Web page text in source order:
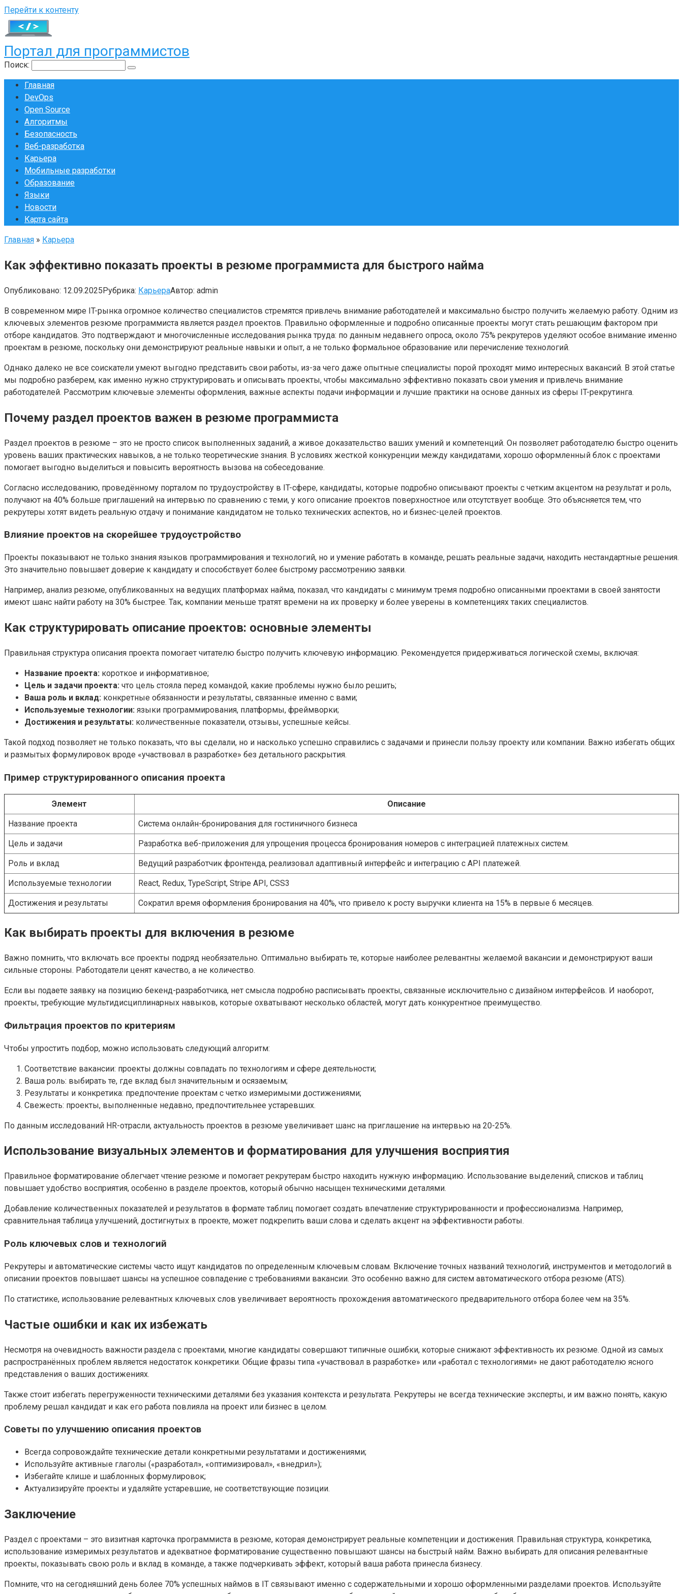
Перейти к контенту
Портал для программистов
Поиск:
Главная
DevOps
Open Source
Алгоритмы
Безопасность
Веб-разработка
Карьера
Мобильные разработки
Образование
Языки
Новости
Карта сайта
Главная » Карьера
Как эффективно показать проекты в резюме программиста для быстрого найма
Опубликовано: 12.09.2025Рубрика: КарьераАвтор: admin
В современном мире IT-рынка огромное количество специалистов стремятся привлечь внимание работодателей и максимально быстро получить желаемую работу. Одним из
ключевых элементов резюме программиста является раздел проектов. Правильно оформленные и подробно описанные проекты могут стать решающим фактором при
отборе кандидатов. Это подтверждают и многочисленные исследования рынка труда: по данным недавнего опроса, около 75% рекрутеров уделяют особое внимание именно
проектам в резюме, поскольку они демонстрируют реальные навыки и опыт, а не только формальное образование или перечисление технологий.
Однако далеко не все соискатели умеют выгодно представить свои работы, из-за чего даже опытные специалисты порой проходят мимо интересных вакансий. В этой статье
мы подробно разберем, как именно нужно структурировать и описывать проекты, чтобы максимально эффективно показать свои умения и привлечь внимание
работодателей. Рассмотрим ключевые элементы оформления, важные аспекты подачи информации и лучшие практики на основе данных из сферы IT-рекрутинга.
Почему раздел проектов важен в резюме программиста
Раздел проектов в резюме – это не просто список выполненных заданий, а живое доказательство ваших умений и компетенций. Он позволяет работодателю быстро оценить
уровень ваших практических навыков, а не только теоретические знания. В условиях жесткой конкуренции между кандидатами, хорошо оформленный блок с проектами
помогает выгодно выделиться и повысить вероятность вызова на собеседование.
Согласно исследованию, проведённому порталом по трудоустройству в IT-сфере, кандидаты, которые подробно описывают проекты с четким акцентом на результат и роль,
получают на 40% больше приглашений на интервью по сравнению с теми, у кого описание проектов поверхностное или отсутствует вообще. Это объясняется тем, что
рекрутеры хотят видеть реальную отдачу и понимание кандидатом не только технических аспектов, но и бизнес-целей проектов.
Влияние проектов на скорейшее трудоустройство
Проекты показывают не только знания языков программирования и технологий, но и умение работать в команде, решать реальные задачи, находить нестандартные решения.
Это значительно повышает доверие к кандидату и способствует более быстрому рассмотрению заявки.
Например, анализ резюме, опубликованных на ведущих платформах найма, показал, что кандидаты с минимум тремя подробно описанными проектами в своей занятости
имеют шанс найти работу на 30% быстрее. Так, компании меньше тратят времени на их проверку и более уверены в компетенциях таких специалистов.
Как структурировать описание проектов: основные элементы
Правильная структура описания проекта помогает читателю быстро получить ключевую информацию. Рекомендуется придерживаться логической схемы, включая:
Название проекта: короткое и информативное;
Цель и задачи проекта: что цель стояла перед командой, какие проблемы нужно было решить;
Ваша роль и вклад: конкретные обязанности и результаты, связанные именно с вами;
Используемые технологии: языки программирования, платформы, фреймворки;
Достижения и результаты: количественные показатели, отзывы, успешные кейсы.
Такой подход позволяет не только показать, что вы сделали, но и насколько успешно справились с задачами и принесли пользу проекту или компании. Важно избегать общих
и размытых формулировок вроде «участвовал в разработке» без детального раскрытия.
Пример структурированного описания проекта
Элемент Описание
Название проекта Система онлайн-бронирования для гостиничного бизнеса
Цель и задачи Разработка веб-приложения для упрощения процесса бронирования номеров с интеграцией платежных систем.
Роль и вклад Ведущий разработчик фронтенда, реализовал адаптивный интерфейс и интеграцию с API платежей.
Используемые технологии React, Redux, TypeScript, Stripe API, CSS3
Достижения и результаты Сократил время оформления бронирования на 40%, что привело к росту выручки клиента на 15% в первые 6 месяцев.
Как выбирать проекты для включения в резюме
Важно помнить, что включать все проекты подряд необязательно. Оптимально выбирать те, которые наиболее релевантны желаемой вакансии и демонстрируют ваши
сильные стороны. Работодатели ценят качество, а не количество.
Если вы подаете заявку на позицию бекенд-разработчика, нет смысла подробно расписывать проекты, связанные исключительно с дизайном интерфейсов. И наоборот,
проекты, требующие мультидисциплинарных навыков, которые охватывают несколько областей, могут дать конкурентное преимущество.
Фильтрация проектов по критериям
Чтобы упростить подбор, можно использовать следующий алгоритм:
Соответствие вакансии: проекты должны совпадать по технологиям и сфере деятельности;
Ваша роль: выбирать те, где вклад был значительным и осязаемым;
Результаты и конкретика: предпочтение проектам с четко измеримыми достижениями;
Свежесть: проекты, выполненные недавно, предпочтительнее устаревших.
По данным исследований HR-отрасли, актуальность проектов в резюме увеличивает шанс на приглашение на интервью на 20-25%.
Использование визуальных элементов и форматирования для улучшения восприятия
Правильное форматирование облегчает чтение резюме и помогает рекрутерам быстро находить нужную информацию. Использование выделений, списков и таблиц
повышает удобство восприятия, особенно в разделе проектов, который обычно насыщен техническими деталями.
Добавление количественных показателей и результатов в формате таблиц помогает создать впечатление структурированности и профессионализма. Например,
сравнительная таблица улучшений, достигнутых в проекте, может подкрепить ваши слова и сделать акцент на эффективности работы.
Роль ключевых слов и технологий
Рекрутеры и автоматические системы часто ищут кандидатов по определенным ключевым словам. Включение точных названий технологий, инструментов и методологий в
описании проектов повышает шансы на успешное совпадение с требованиями вакансии. Это особенно важно для систем автоматического отбора резюме (ATS).
По статистике, использование релевантных ключевых слов увеличивает вероятность прохождения автоматического предварительного отбора более чем на 35%.
Частые ошибки и как их избежать
Несмотря на очевидность важности раздела с проектами, многие кандидаты совершают типичные ошибки, которые снижают эффективность их резюме. Одной из самых
распространённых проблем является недостаток конкретики. Общие фразы типа «участвовал в разработке» или «работал с технологиями» не дают работодателю ясного
представления о ваших достижениях.
Также стоит избегать перегруженности техническими деталями без указания контекста и результата. Рекрутеры не всегда технические эксперты, и им важно понять, какую
проблему решал кандидат и как его работа повлияла на проект или бизнес в целом.
Советы по улучшению описания проектов
Всегда сопровождайте технические детали конкретными результатами и достижениями;
Используйте активные глаголы («разработал», «оптимизировал», «внедрил»);
Избегайте клише и шаблонных формулировок;
Актуализируйте проекты и удаляйте устаревшие, не соответствующие позиции.
Заключение
Раздел с проектами – это визитная карточка программиста в резюме, которая демонстрирует реальные компетенции и достижения. Правильная структура, конкретика,
использование измеримых результатов и адекватное форматирование существенно повышают шансы на быстрый найм. Важно выбирать для описания релевантные
проекты, показывать свою роль и вклад в команде, а также подчеркивать эффект, который ваша работа принесла бизнесу.
Помните, что на сегодняшний день более 70% успешных наймов в IT связывают именно с содержательными и хорошо оформленными разделами проектов. Используйте